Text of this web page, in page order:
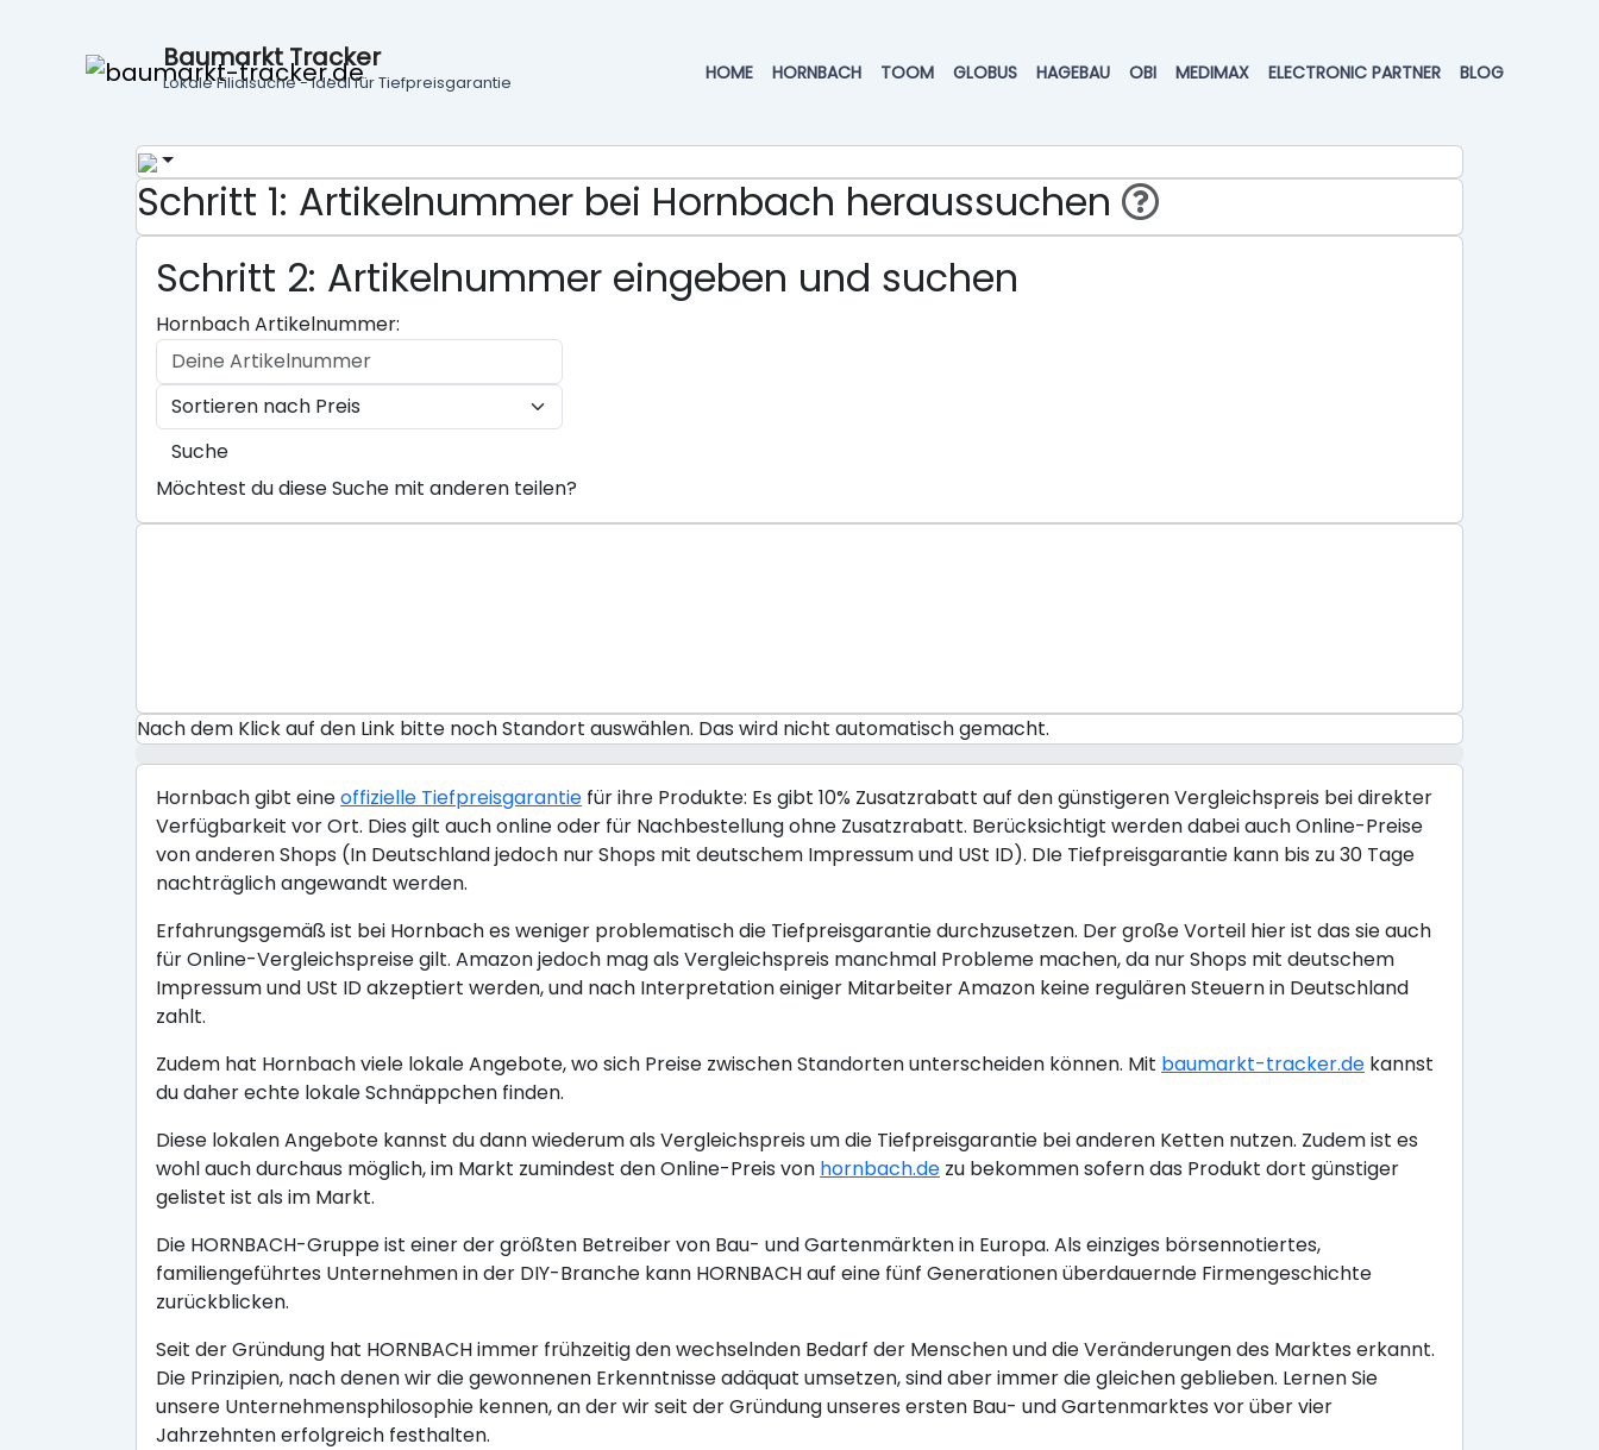
Baumarkt Tracker
Lokale Filialsuche - ideal für Tiefpreisgarantie HOME HORNBACH TOOM GLOBUS HAGEBAU OBI MEDIMAX ELECTRONIC PARTNER BLOG
Schritt 1: Artikelnummer bei Hornbach heraussuchen
Schritt 2: Artikelnummer eingeben und suchen
Hornbach Artikelnummer:
Suche
Möchtest du diese Suche mit anderen teilen?
Nach dem Klick auf den Link bitte noch Standort auswählen. Das wird nicht automatisch gemacht.
Hornbach gibt eineoffizielle Tiefpreisgarantie für ihre Produkte: Es gibt 10% Zusatzrabatt auf den günstigeren Vergleichspreis bei direkter
Verfügbarkeit vor Ort. Dies gilt auch online oder für Nachbestellung ohne Zusatzrabatt. Berücksichtigt werden dabei auch Online-Preise
von anderen Shops (In Deutschland jedoch nur Shops mit deutschem Impressum und USt ID). DIe Tiefpreisgarantie kann bis zu 30 Tage
nachträglich angewandt werden.
Erfahrungsgemäß ist bei Hornbach es weniger problematisch die Tiefpreisgarantie durchzusetzen. Der große Vorteil hier ist das sie auch
für Online-Vergleichspreise gilt. Amazon jedoch mag als Vergleichspreis manchmal Probleme machen, da nur Shops mit deutschem
Impressum und USt ID akzeptiert werden, und nach Interpretation einiger Mitarbeiter Amazon keine regulären Steuern in Deutschland
zahlt.
Zudem hat Hornbach viele lokale Angebote, wo sich Preise zwischen Standorten unterscheiden können. Mit baumarkt-tracker.de kannst
du daher echte lokale Schnäppchen finden.
Diese lokalen Angebote kannst du dann wiederum als Vergleichspreis um die Tiefpreisgarantie bei anderen Ketten nutzen. Zudem ist es
wohl auch durchaus möglich, im Markt zumindest den Online-Preis von hornbach.de zu bekommen sofern das Produkt dort günstiger
gelistet ist als im Markt.
Die HORNBACH-Gruppe ist einer der größten Betreiber von Bau- und Gartenmärkten in Europa. Als einziges börsennotiertes,
familiengeführtes Unternehmen in der DIY-Branche kann HORNBACH auf eine fünf Generationen überdauernde Firmengeschichte
zurückblicken.
Seit der Gründung hat HORNBACH immer frühzeitig den wechselnden Bedarf der Menschen und die Veränderungen des Marktes erkannt.
Die Prinzipien, nach denen wir die gewonnenen Erkenntnisse adäquat umsetzen, sind aber immer die gleichen geblieben. Lernen Sie
unsere Unternehmensphilosophie kennen, an der wir seit der Gründung unseres ersten Bau- und Gartenmarktes vor über vier
Jahrzehnten erfolgreich festhalten.